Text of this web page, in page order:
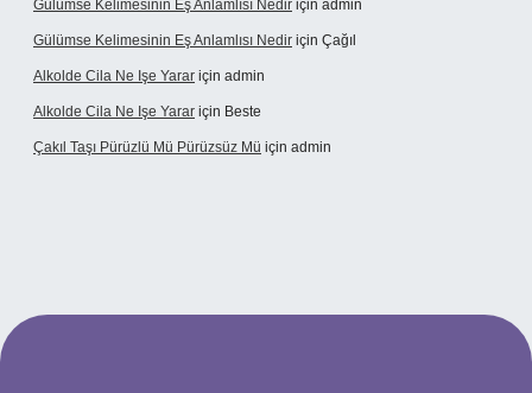
Gülümse Kelimesinin Eş Anlamlısı Nedir için admin
Gülümse Kelimesinin Eş Anlamlısı Nedir için Çağıl
Alkolde Cila Ne Işe Yarar için admin
Alkolde Cila Ne Işe Yarar için Beste
Çakıl Taşı Pürüzlü Mü Pürüzsüz Mü için admin